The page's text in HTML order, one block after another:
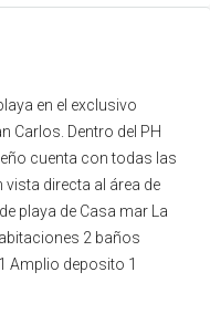
en el exclusivo
Carlos. Dentro del PH
cuenta con todas las
directa al área de
playa de Casa mar La
2 baños
Amplio deposito 1